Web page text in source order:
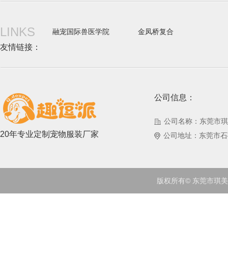
LINKS 融宠国际兽医学院 金凤桥复合
友情链接：
20年专业定制宠物服装厂家
公司信息：
公司名称：东莞市
公司地址：东莞市
版权所有© 东莞市琪